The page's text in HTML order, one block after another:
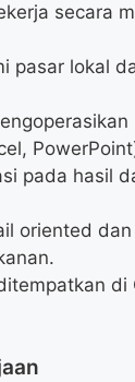
secara
pasar lokal
pada hasil
oriented
di